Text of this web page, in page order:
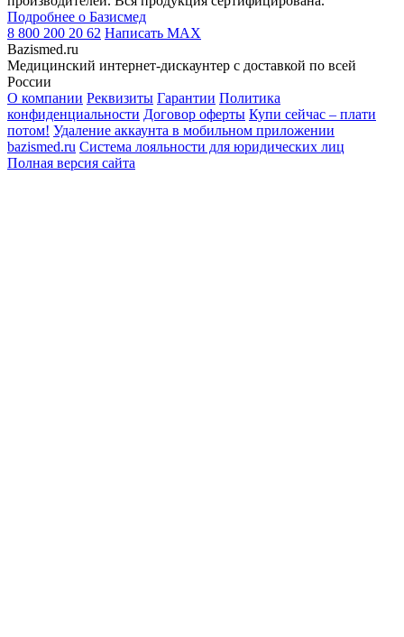
Подробнее о Базисмед
8 800 200 20 62 Написать MAX
Bazismed.ru
Медицинский интернет-дискаунтер с доставкой по всей
России
О компании Реквизиты Гарантии Политика
конфиденциальности Договор оферты Купи сейчас – плати
потом! Удаление аккаунта в мобильном приложении
bazismed.ru Система лояльности для юридических лиц
Полная версия сайта